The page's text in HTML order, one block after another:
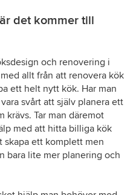
det kommer till
och renovering i
allt från att renovera kök
ett helt nytt kök. Har man
svårt att själv planera ett
krävs. Tar man däremot
med att hitta billiga kök
skapa ett komplett men
bara lite mer planering och